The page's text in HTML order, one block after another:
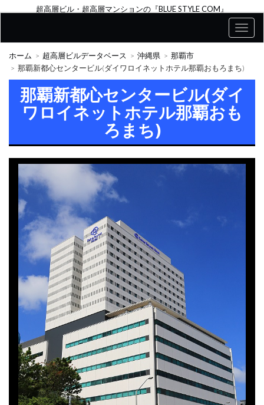
超高層ビル・超高層マンションの『BLUE STYLE COM』
ホーム 超高層ビルデータベース 沖縄県
那覇市
那覇新都心センタービル(ダイワロイネットホテル那覇おもろまち)
那覇新都心センタービル(ダイ
ワロイネットホテル那覇おも
ろまち)